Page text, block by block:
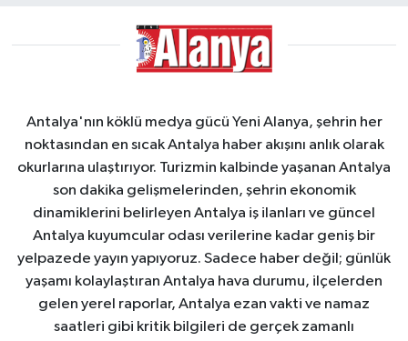
Antalya'nın köklü medya gücü Yeni Alanya, şehrin her
noktasından en sıcak Antalya haber akışını anlık olarak
okurlarına ulaştırıyor. Turizmin kalbinde yaşanan Antalya
son dakika gelişmelerinden, şehrin ekonomik
dinamiklerini belirleyen Antalya iş ilanları ve güncel
Antalya kuyumcular odası verilerine kadar geniş bir
yelpazede yayın yapıyoruz. Sadece haber değil; günlük
yaşamı kolaylaştıran Antalya hava durumu, ilçelerden
gelen yerel raporlar, Antalya ezan vakti ve namaz
saatleri gibi kritik bilgileri de gerçek zamanlı